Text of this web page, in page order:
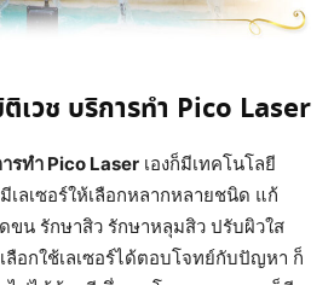
เวช บริการทำ Pico Laser
รทำ Pico Laser เองก็มีเทคโนโลยี
มีเลเซอร์ให้เลือกหลากหลายชนิด แก้
น รักษาสิว รักษาหลุมสิว ปรับผิวใส
ลือกใช้เลเซอร์ได้ตอบโจทย์กับปัญหา ก็